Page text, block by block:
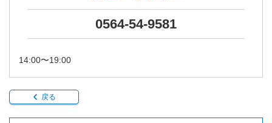
0564-54-9581
14:00〜19:00
戻る